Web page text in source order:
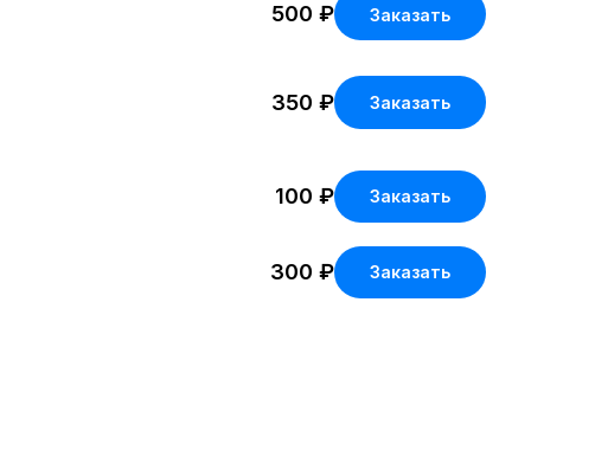
500 ₽ Заказать
350 ₽ Заказать
100 ₽ Заказать
300 ₽ Заказать